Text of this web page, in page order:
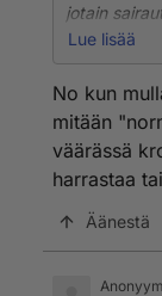
jotain
Myöskään
rikkoo
Yhtä lailla
tahtoo siksi
Lue lisää
No kun
mitään
väärässä
harrastaa
Äänestä